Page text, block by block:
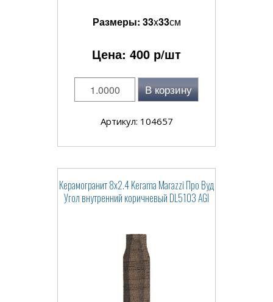
Размеры: 33x33см
Цена: 400 р/шт
В корзину
Артикул: 104657
Керамогранит 8x2.4 Kerama Marazzi Про Вуд
Угол внутренний коричневый DL5103 AGI